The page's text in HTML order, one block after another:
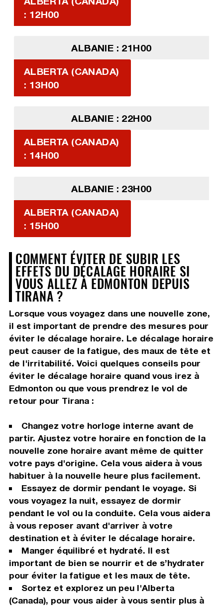
: 12H00
ALBANIE : 21H00
ALBERTA (CANADA)
: 13H00
ALBANIE : 22H00
ALBERTA (CANADA)
: 14H00
ALBANIE : 23H00
ALBERTA (CANADA)
: 15H00
COMMENT ÉVITER DE SUBIR LES
EFFETS DU DÉCALAGE HORAIRE SI
VOUS ALLEZ À EDMONTON DEPUIS
TIRANA ?
Lorsque vous voyagez dans une nouvelle zone,
il est important de prendre des mesures pour
éviter le décalage horaire. Le décalage horaire
peut causer de la fatigue, des maux de tête et
de l'irritabilité. Voici quelques conseils pour
éviter le décalage horaire quand vous irez à
Edmonton ou que vous prendrez le vol de
retour pour Tirana :
Changez votre horloge interne avant de
partir. Ajustez votre horaire en fonction de la
nouvelle zone horaire avant même de quitter
votre pays d'origine. Cela vous aidera à vous
habituer à la nouvelle heure plus facilement.
Essayez de dormir pendant le voyage. Si
vous voyagez la nuit, essayez de dormir
pendant le vol ou la conduite. Cela vous aidera
à vous reposer avant d'arriver à votre
destination et à éviter le décalage horaire.
Manger équilibré et hydraté. Il est
important de bien se nourrir et de s’hydrater
pour éviter la fatigue et les maux de tête.
Sortez et explorez un peu l'Alberta
(Canada), pour vous aider à vous sentir plus à